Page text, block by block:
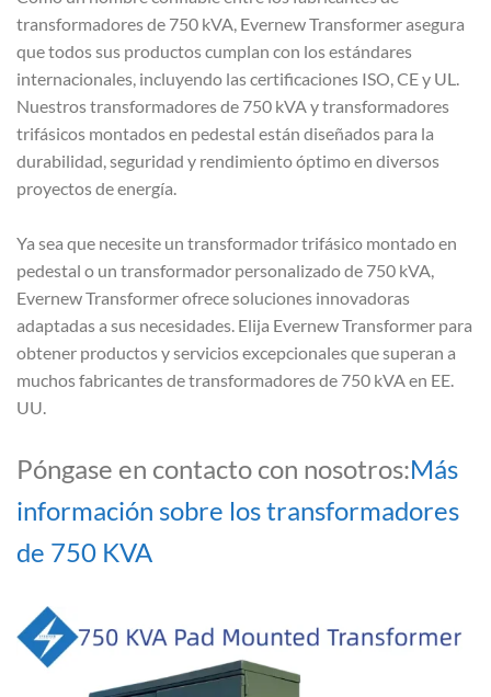
transformadores de 750 kVA, Evernew Transformer asegura
que todos sus productos cumplan con los estándares
internacionales, incluyendo las certificaciones ISO, CE y UL.
Nuestros transformadores de 750 kVA y transformadores
trifásicos montados en pedestal están diseñados para la
durabilidad, seguridad y rendimiento óptimo en diversos
proyectos de energía.
Ya sea que necesite un transformador trifásico montado en
pedestal o un transformador personalizado de 750 kVA,
Evernew Transformer ofrece soluciones innovadoras
adaptadas a sus necesidades. Elija Evernew Transformer para
obtener productos y servicios excepcionales que superan a
muchos fabricantes de transformadores de 750 kVA en EE.
UU.
Póngase en contacto con nosotros:Más
información sobre los transformadores
de 750 KVA